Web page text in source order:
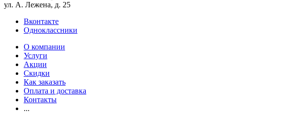
ул. А. Лежена, д. 25
Вконтакте
Одноклассники
О компании
Услуги
Акции
Скидки
Как заказать
Оплата и доставка
Контакты
...